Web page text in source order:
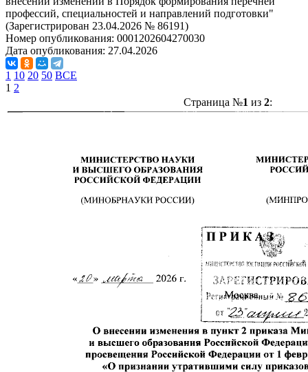
профессий, специальностей и направлений подготовки"
(Зарегистрирован 23.04.2026 № 86191)
Номер опубликования: 0001202604270030
Дата опубликования: 27.04.2026
1 10 20 50 ВСЕ
1 2
Страница №1 из 2: